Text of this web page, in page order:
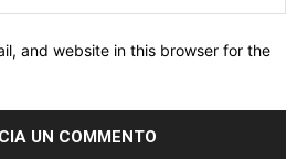
and website in this browser for the